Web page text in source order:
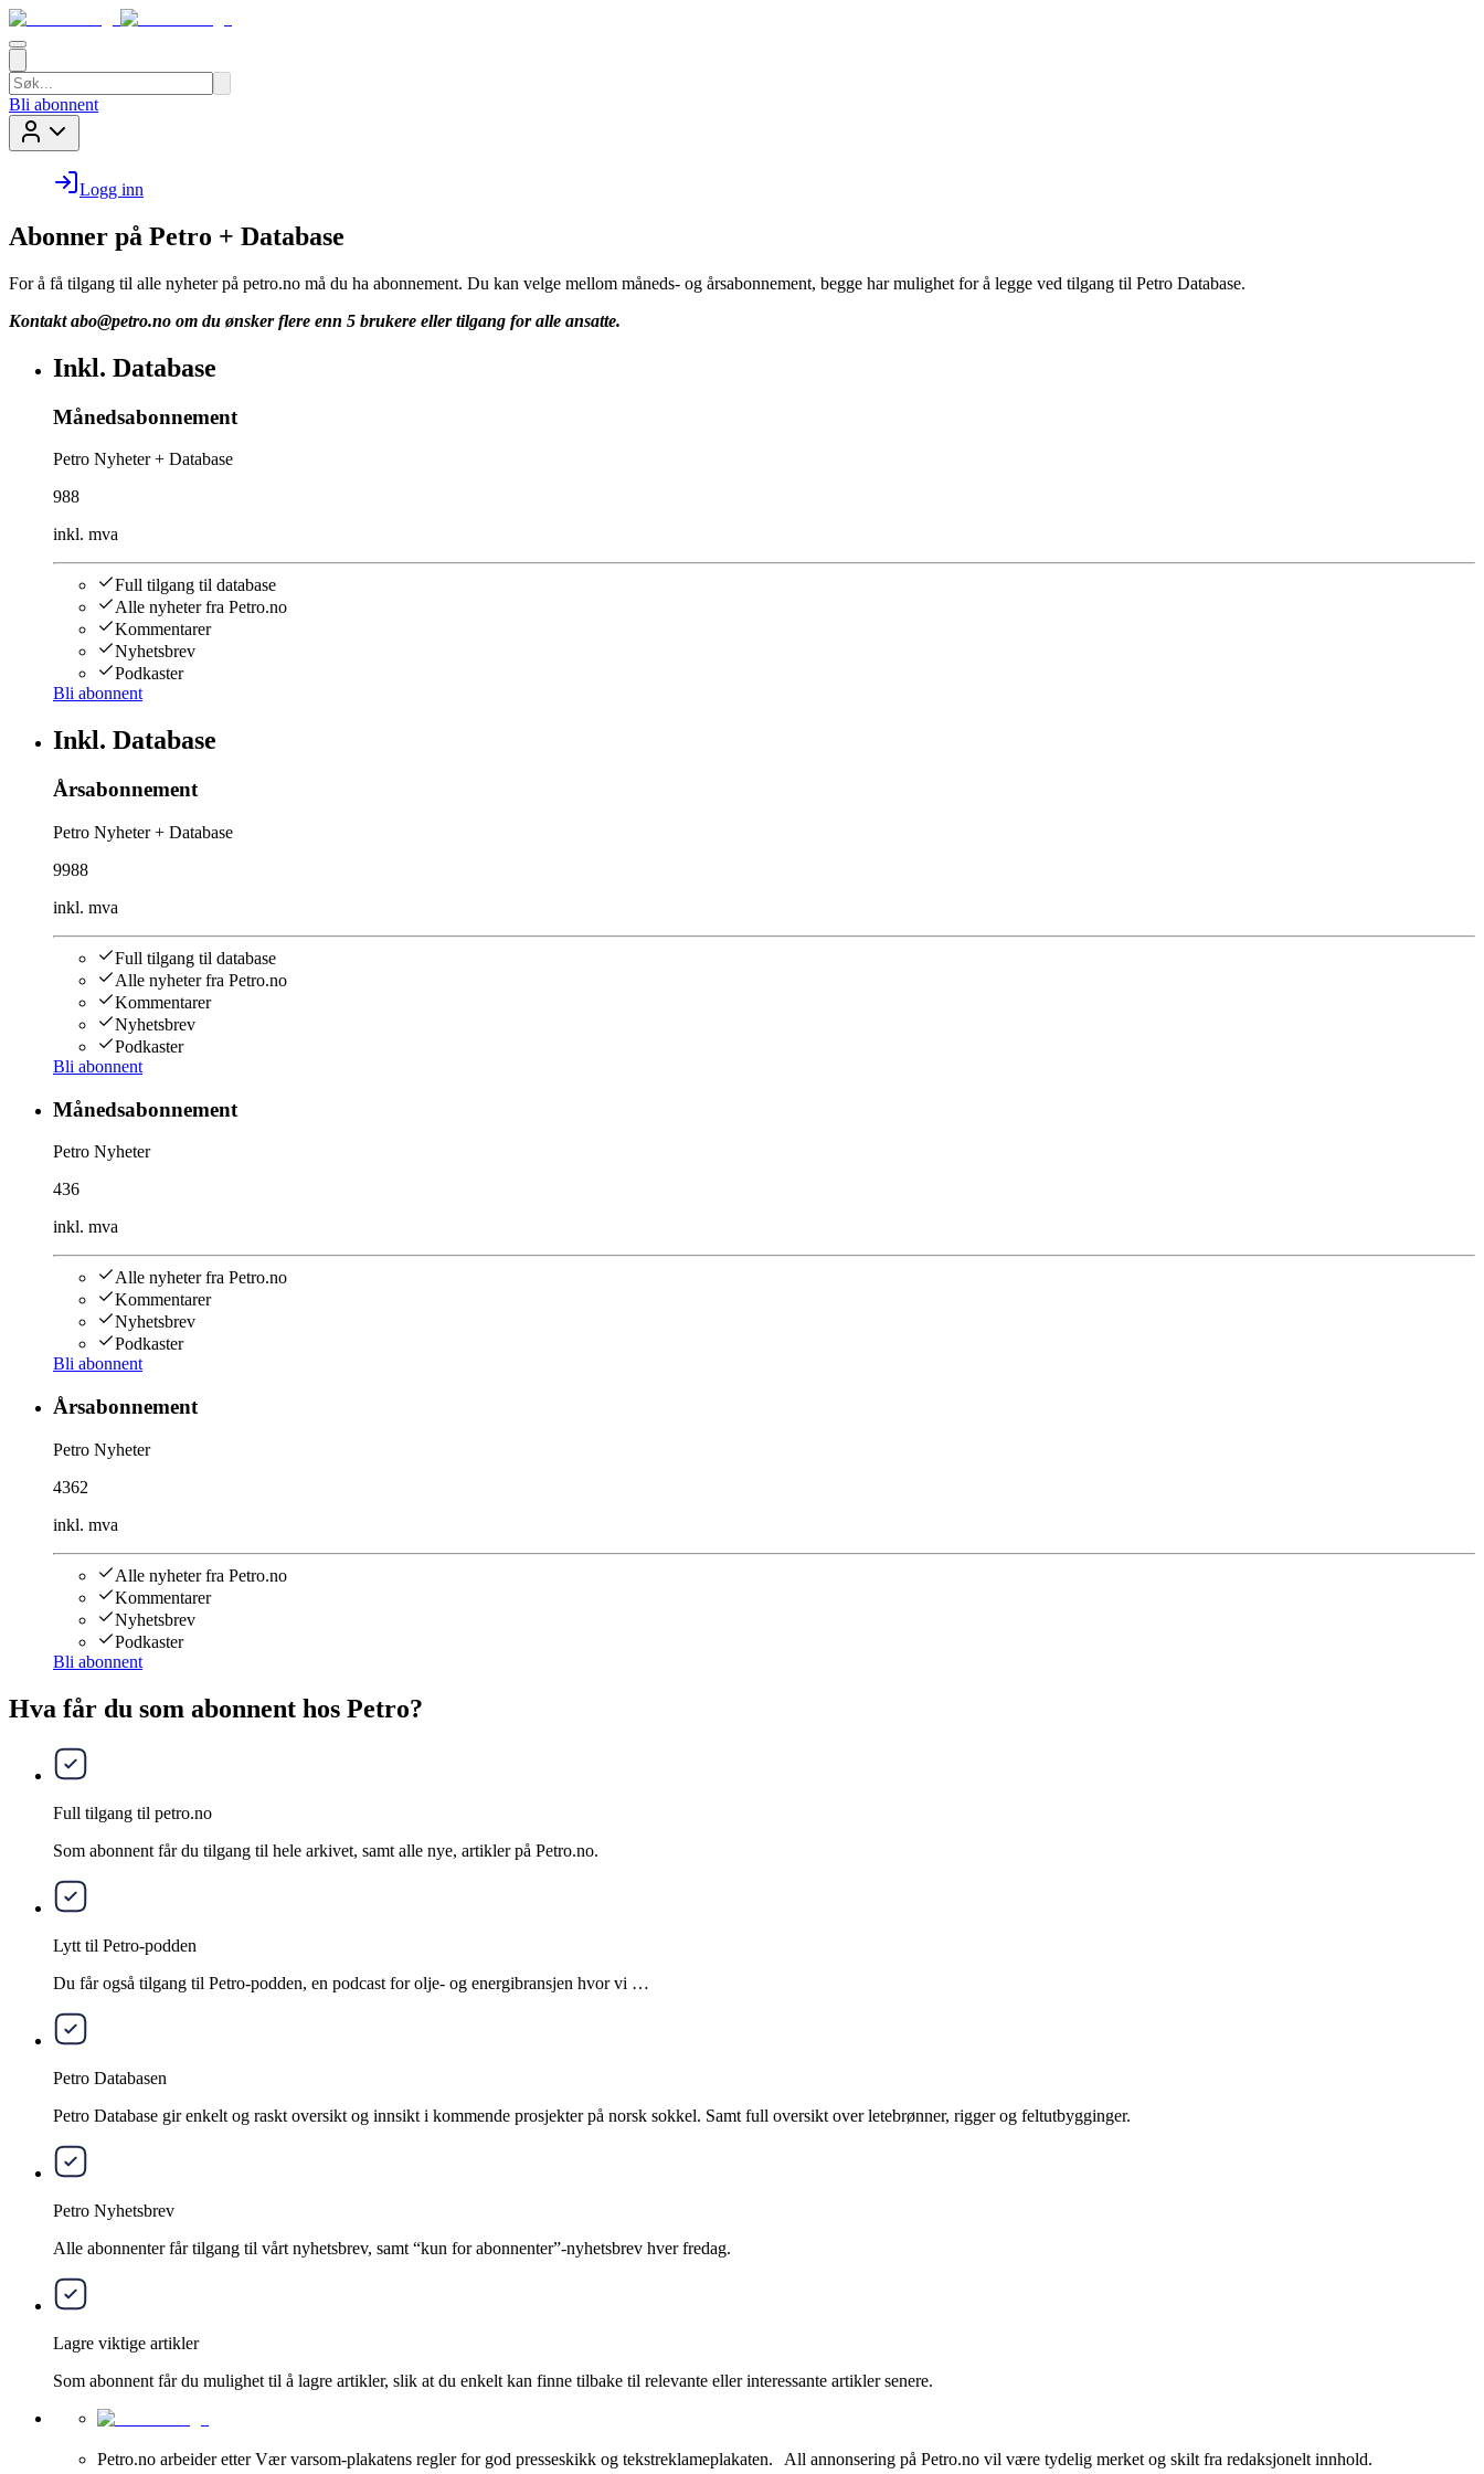
Bli abonnent
Logg inn
Abonner på Petro + Database
For å få tilgang til alle nyheter på petro.no må du ha abonnement. Du kan velge mellom måneds- og årsabonnement, begge har mulighet for å legge ved tilgang til Petro Database.
Kontakt abo@petro.no om du ønsker flere enn 5 brukere eller tilgang for alle ansatte.
Inkl. Database
Månedsabonnement
Petro Nyheter + Database
988
inkl. mva
Full tilgang til database
Alle nyheter fra Petro.no
Kommentarer
Nyhetsbrev
Podkaster
Bli abonnent
Inkl. Database
Årsabonnement
Petro Nyheter + Database
9988
inkl. mva
Full tilgang til database
Alle nyheter fra Petro.no
Kommentarer
Nyhetsbrev
Podkaster
Bli abonnent
Månedsabonnement
Petro Nyheter
436
inkl. mva
Alle nyheter fra Petro.no
Kommentarer
Nyhetsbrev
Podkaster
Bli abonnent
Årsabonnement
Petro Nyheter
4362
inkl. mva
Alle nyheter fra Petro.no
Kommentarer
Nyhetsbrev
Podkaster
Bli abonnent
Hva får du som abonnent hos Petro?
Full tilgang til petro.no
Som abonnent får du tilgang til hele arkivet, samt alle nye, artikler på Petro.no.
Lytt til Petro-podden
Du får også tilgang til Petro-podden, en podcast for olje- og energibransjen hvor vi …
Petro Databasen
Petro Database gir enkelt og raskt oversikt og innsikt i kommende prosjekter på norsk sokkel. Samt full oversikt over letebrønner, rigger og feltutbygginger.
Petro Nyhetsbrev
Alle abonnenter får tilgang til vårt nyhetsbrev, samt “kun for abonnenter”-nyhetsbrev hver fredag.
Lagre viktige artikler
Som abonnent får du mulighet til å lagre artikler, slik at du enkelt kan finne tilbake til relevante eller interessante artikler senere.
Petro.no arbeider etter Vær varsom-plakatens regler for god presseskikk og tekstreklameplakaten. All annonsering på Petro.no vil være tydelig merket og skilt fra redaksjonelt innhold.